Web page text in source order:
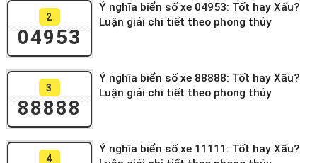
2
04953
Ý nghĩa biển số xe 04953: Tốt hay Xấu?
Luận giải chi tiết theo phong thủy
3
88888
Ý nghĩa biển số xe 88888: Tốt hay Xấu?
Luận giải chi tiết theo phong thủy
4
Ý nghĩa biển số xe 11111: Tốt hay Xấu?